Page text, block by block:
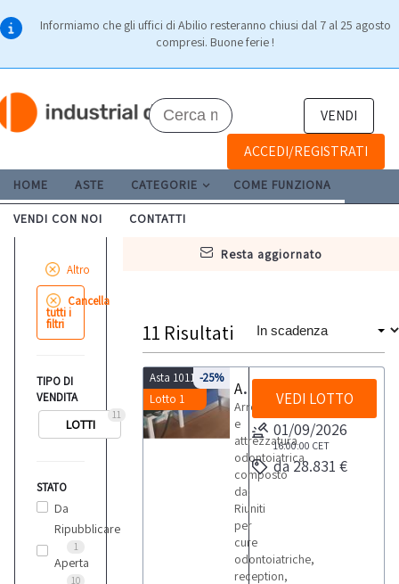
Informiamo che gli uffici di Abilio resteranno chiusi dal 7 al 25 agosto
compresi. Buone ferie !
VENDI
ACCEDI/REGISTRATI
HOME ASTE CATEGORIE COME FUNZIONA
VENDI CON NOI CONTATTI
resta aggiornato
Altro
Cancella
tutti i
filtri
TIPO DI
VENDITA
11
LOTTI
STATO
Da
Ripubblicare
1
Aperta
10
11 Risultati
Asta 10113
Lotto 1
-25%
Arredamento e attrezzatura odontoiatrica
Arredamento
e
attrezzatura
odontoiatrica
composto
da:
Riuniti
per
cure
odontoiatriche,
reception,
VEDI LOTTO
01/09/2026
16:00:00 CET
da 28.831 €